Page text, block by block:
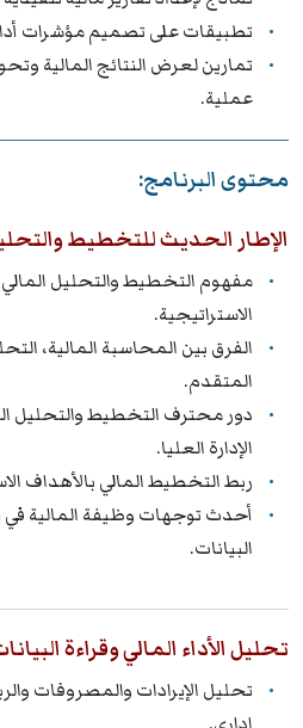
تطبيقات على تصميم مؤشرات
تمارين لعرض النتائج المالية
عملية.
محتوى البرنامج:
الإطار الحديث للتخطيط
مفهوم التخطيط والتحليل
الاستراتيجية.
الفرق بين المحاسبة المالية،
المتقدم.
دور محترف التخطيط والتحليل
الإدارة العليا.
ربط التخطيط المالي بالأهداف
أحدث توجهات وظيفة المالية في
البيانات.
تحليل الأداء المالي وقراءة
تحليل الإيرادات والمصروفات